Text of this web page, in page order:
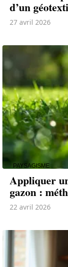
d’un
27 avril 2026
PAYSAGISME
Appliquer
gazon :
22 avril 2026